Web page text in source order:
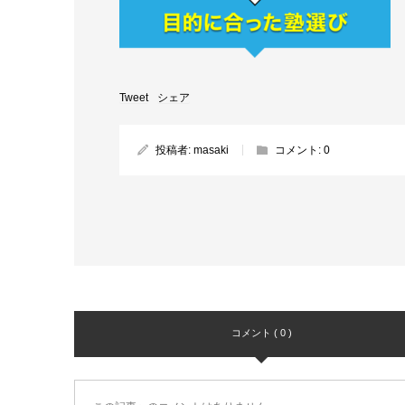
Tweet シェア
投稿者: masaki コメント: 0
コメント ( 0 )